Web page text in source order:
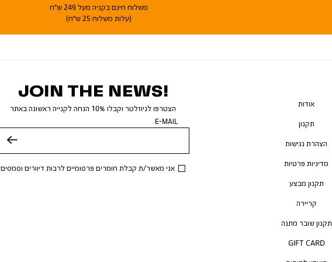
משלוח חינם בקניה מעל 249 ש"ח
(עלות משלוח 25 ש"ח)
JOIN THE NEWS!
הצטרפו לניוזלטר וקבלו 10% הנחה לקנייה ראשונה באתר
E-MAIL
אני מאשר/ת קבלת חומרים פרסומיים לרבות דיוורים וסמסים
אודות
תקנון
הצהרת נגישות
מדיניות פרטיות
תקנון מבצע
קריירה
תקנון שובר מתנה
GIFT CARD